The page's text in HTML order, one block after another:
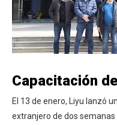
El 13 de enero, Liyu lanzó
extranjero de dos